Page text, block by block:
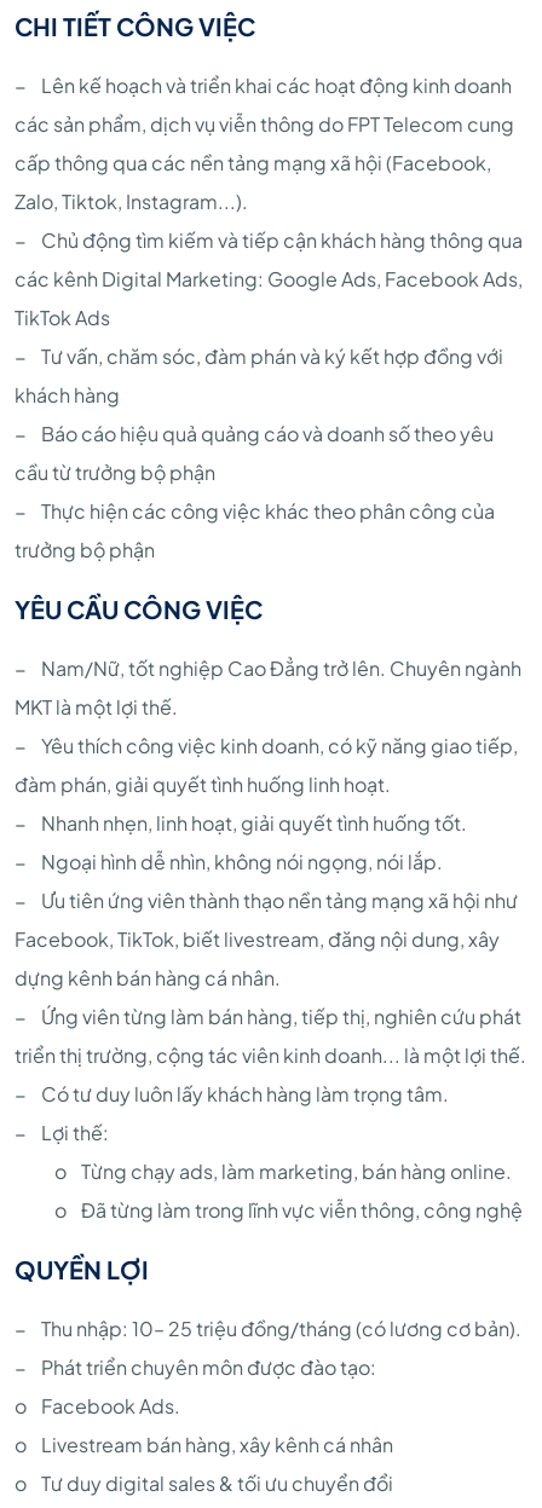
CHI TIẾT CÔNG VIỆC
− Lên kế hoạch và triển khai các hoạt động kinh doanh
các sản phẩm, dịch vụ viễn thông do FPT Telecom cung
cấp thông qua các nền tảng mạng xã hội (Facebook,
Zalo, Tiktok, Instagram...).
− Chủ động tìm kiếm và tiếp cận khách hàng thông qua
các kênh Digital Marketing: Google Ads, Facebook Ads,
TikTok Ads
− Tư vấn, chăm sóc, đàm phán và ký kết hợp đồng với
khách hàng
− Báo cáo hiệu quả quảng cáo và doanh số theo yêu
cầu từ trưởng bộ phận
− Thực hiện các công việc khác theo phân công của
trưởng bộ phận
YÊU CẦU CÔNG VIỆC
− Nam/Nữ, tốt nghiệp Cao Đẳng trở lên. Chuyên ngành
MKT là một lợi thế.
− Yêu thích công việc kinh doanh, có kỹ năng giao tiếp,
đàm phán, giải quyết tình huống linh hoạt.
− Nhanh nhẹn, linh hoạt, giải quyết tình huống tốt.
− Ngoại hình dễ nhìn, không nói ngọng, nói lắp.
− Ưu tiên ứng viên thành thạo nền tảng mạng xã hội như
Facebook, TikTok, biết livestream, đăng nội dung, xây
dựng kênh bán hàng cá nhân.
− Ứng viên từng làm bán hàng, tiếp thị, nghiên cứu phát
triển thị trường, cộng tác viên kinh doanh... là một lợi thế.
− Có tư duy luôn lấy khách hàng làm trọng tâm.
− Lợi thế:
o Từng chạy ads, làm marketing, bán hàng online.
o Đã từng làm trong lĩnh vực viễn thông, công nghệ
QUYỀN LỢI
− Thu nhập: 10– 25 triệu đồng/tháng (có lương cơ bản).
− Phát triển chuyên môn được đào tạo:
o Facebook Ads.
o Livestream bán hàng, xây kênh cá nhân
o Tư duy digital sales & tối ưu chuyển đổi